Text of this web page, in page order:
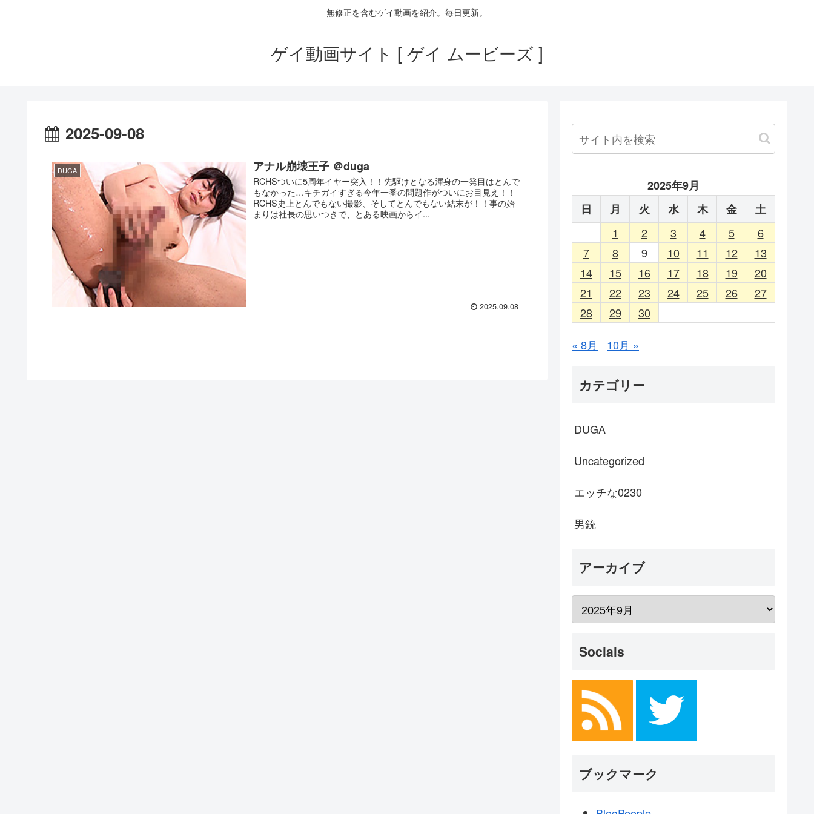
無修正を含むゲイ動画を紹介。毎日更新。
ゲイ動画サイト [ ゲイ ムービーズ ]
2025-09-08
DUGA アナル崩壊王子 ＠duga
RCHSついに5周年イヤー突入！！先駆けとなる渾身の一発目はとんで
もなかった…キチガイすぎる今年一番の問題作がついにお目見え！！
RCHS史上とんでもない撮影、そしてとんでもない結末が！！事の始
まりは社長の思いつきで、とある映画からイ...
2025.09.08
2025年9月
日
月 火 水 木 金
土
1
2 3 4 5
6
7
8 9 10 11 12
13
14
15 16 17 18 19
20
21
22 23 24 25 26
27
28
29 30
« 8月 10月 »
カテゴリー
DUGA
Uncategorized
エッチな0230
男銃
アーカイブ
Socials
ブックマーク